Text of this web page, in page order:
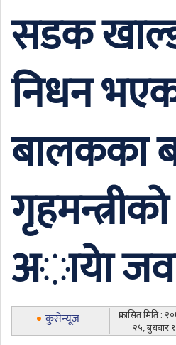
सडक
निधन
बालकका
अायाे
कुसेन्यूज
प्रकासित मिति :
२५, बुधबार